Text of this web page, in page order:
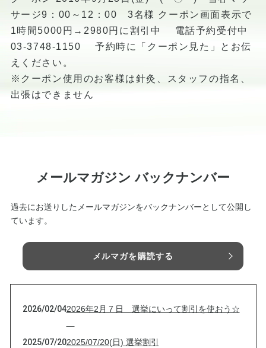
サージ9：00～12：00 3名様 クーポン画面表示で
1時間5000円→2980円に割引中 電話予約受付中
03-3748-1150 予約時に「クーポン見た」とお伝
えください。
※クーポン使用のお客様は針灸、スタッフの指名、
出張はできません
メールマガジン バックナンバー
過去にお送りしたメールマガジンをバックナンバーとして公開し
ています。
メルマガを購読する
2026/02/042026年2月７日 選挙にいって割引を使おう☆
2025/07/202025/07/20(日) 選挙割引